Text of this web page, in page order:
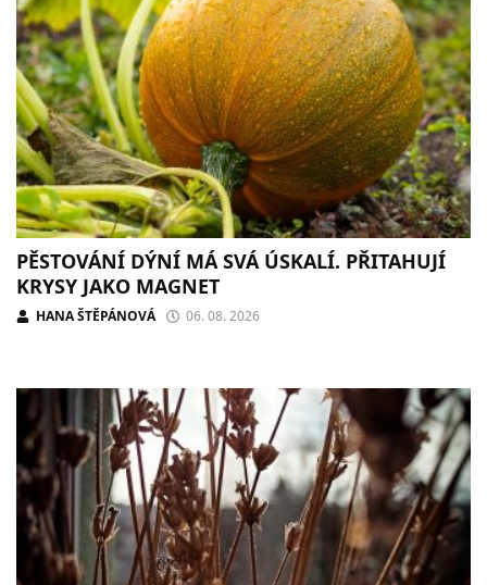
PĚSTOVÁNÍ DÝNÍ MÁ SVÁ ÚSKALÍ. PŘITAHUJÍ
KRYSY JAKO MAGNET
HANA ŠTĚPÁNOVÁ 06. 08. 2026